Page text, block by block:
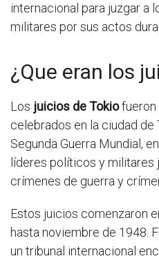
internacional para juzgar a
militares por sus actos
¿Que eran los
Los juicios de Tokiofueron
celebrados en la ciudad de
Segunda Guerra Mundial,
líderes políticos y militares
crímenes de guerra y
Estos juicios comenzaron
hasta noviembre de 1948.
un tribunal internacional